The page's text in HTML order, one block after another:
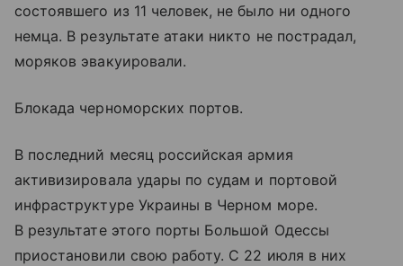
состоявшего из 11 человек, не было ни одного
немца. В результате атаки никто не пострадал,
моряков эвакуировали.
Блокада черноморских портов.
В последний месяц российская армия
активизировала удары по судам и портовой
инфраструктуре Украины в Черном море.
В результате этого порты Большой Одессы
приостановили свою работу. С 22 июля в них